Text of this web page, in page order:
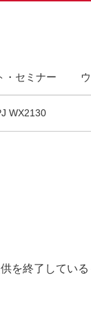
・セミナー
WX2130
終了してい